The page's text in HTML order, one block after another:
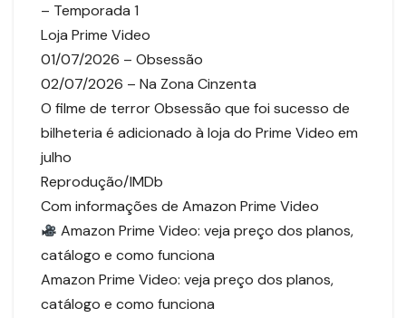
– Temporada 1
Loja Prime Video
01/07/2026 – Obsessão
02/07/2026 – Na Zona Cinzenta
O filme de terror Obsessão que foi sucesso de
bilheteria é adicionado à loja do Prime Video em
julho
Reprodução/IMDb
Com informações de Amazon Prime Video
Amazon Prime Video: veja preço dos planos,
catálogo e como funciona
Amazon Prime Video: veja preço dos planos,
catálogo e como funciona